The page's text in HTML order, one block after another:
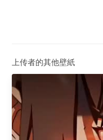
上传者的其他壁紙